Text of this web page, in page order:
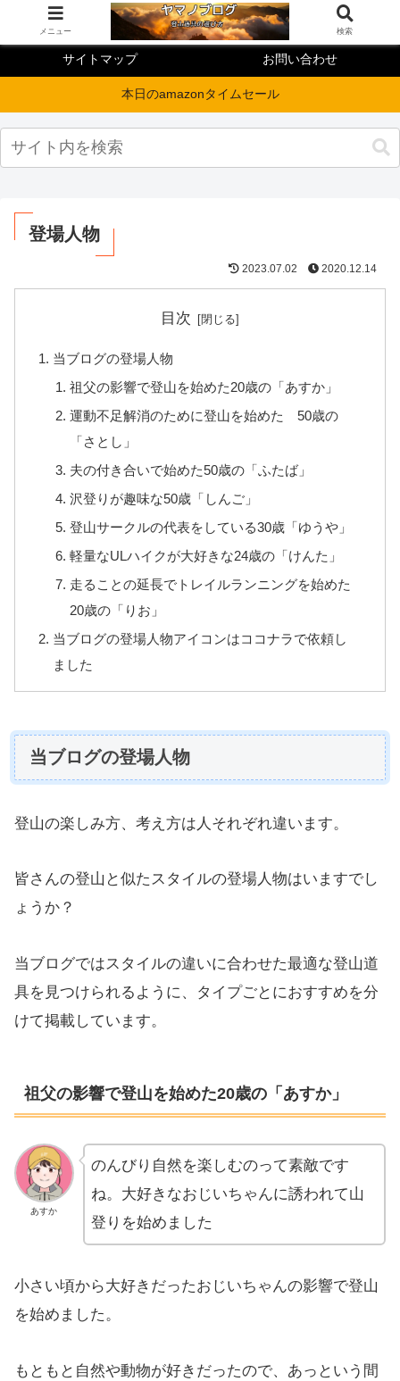
サイトマップ お問い合わせ
本日のamazonタイムセール
登場人物
2023.07.02 2020.12.14
目次
当ブログの登場人物
祖父の影響で登山を始めた20歳の「あすか」
運動不足解消のために登山を始めた 50歳の
「さとし」
夫の付き合いで始めた50歳の「ふたば」
沢登りが趣味な50歳「しんご」
登山サークルの代表をしている30歳「ゆうや」
軽量なULハイクが大好きな24歳の「けんた」
走ることの延長でトレイルランニングを始めた
20歳の「りお」
当ブログの登場人物アイコンはココナラで依頼し
ました
当ブログの登場人物
登山の楽しみ方、考え方は人それぞれ違います。
皆さんの登山と似たスタイルの登場人物はいますでし
ょうか？
当ブログではスタイルの違いに合わせた最適な登山道
具を見つけられるように、タイプごとにおすすめを分
けて掲載しています。
祖父の影響で登山を始めた20歳の「あすか」
あすか
のんびり自然を楽しむのって素敵です
ね。大好きなおじいちゃんに誘われて山
登りを始めました
小さい頃から大好きだったおじいちゃんの影響で登山
を始めました。
もともと自然や動物が好きだったので、あっという間
メニュー 検索